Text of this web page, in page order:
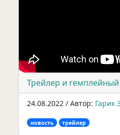
Трейлер и
24.08.2022 / Автор: Гарик
новость трейлер